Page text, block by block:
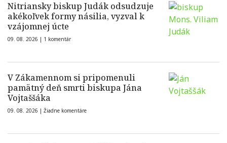
Nitriansky biskup Judák odsudzuje
akékoľvek formy násilia, vyzval k
vzájomnej úcte
09. 08. 2026 | 1 komentár
V Zákamennom si pripomenuli
pamätný deň smrti biskupa Jána
Vojtaššáka
09. 08. 2026 | Žiadne komentáre